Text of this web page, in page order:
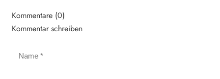
Kommentare (0)
Kommentar schreiben